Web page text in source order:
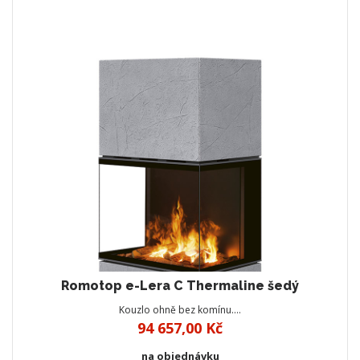
Romotop e-Lera C Thermaline šedý
Kouzlo ohně bez komínu.…
94 657,00 Kč
na objednávku